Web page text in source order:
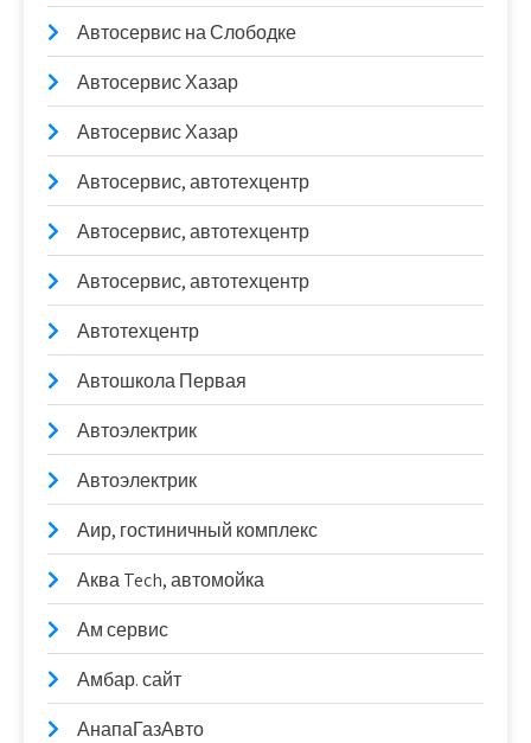
Автосервис на Слободке
Автосервис Хазар
Автосервис Хазар
Автосервис, автотехцентр
Автосервис, автотехцентр
Автосервис, автотехцентр
Автотехцентр
Автошкола Первая
Автоэлектрик
Автоэлектрик
Аир, гостиничный комплекс
Аква Tech, автомойка
Ам сервис
Амбар. сайт
АнапаГазАвто